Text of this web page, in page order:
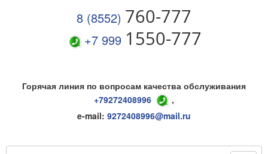
8 (8552) 760-777
+7 999 1550-777
Горячая линия по вопросам качества обслуживания
+79272408996
,
e-mail: 9272408996@mail.ru